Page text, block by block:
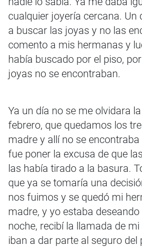
cualquier joyería cercana. Un
a buscar las joyas y no las
comento a mis hermanas y
había buscado por el piso,
joyas no se encontraban.
Ya un día no se me olvidara
febrero, que quedamos los
madre y allí no se
fue poner la excusa de que
las había tirado a la basura.
que ya se tomaría una
nos fuimos y se quedó mi
madre, y yo estaba
noche, recibí la llamada de
iban a dar parte al seguro del